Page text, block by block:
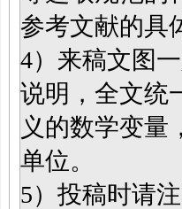
参考文献的具
4）来稿文图
说明，全文统
义的数学变量
单位。
5）投稿时请